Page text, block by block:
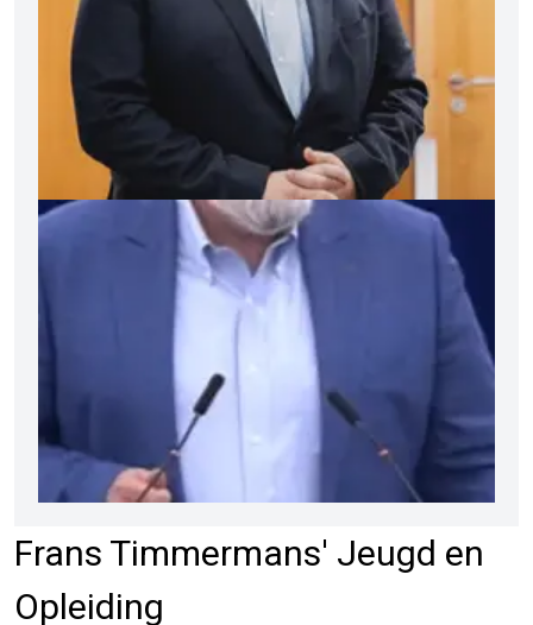
Frans Timmermans' Jeugd en
Opleiding